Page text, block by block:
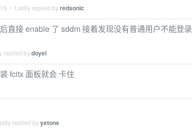
• Lastly replied byredsonic
直接 enable 了 sddm 接着发现没有普通用户不能登录
replied bydoyel
fcitx 面板就会 卡住
replied byyetone